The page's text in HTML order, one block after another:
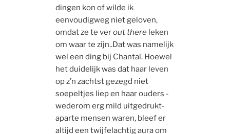
dingen kon of wilde ik
eenvoudigweg niet geloven,
omdat ze te verout there leken
om waar te zijn..Dat was namelijk
wel een ding bij Chantal. Hoewel
het duidelijk was dat haar leven
op z’n zachtst gezegd niet
soepeltjes liep en haar ouders -
wederom erg mild uitgedrukt-
aparte mensen waren, bleef er
altijd een twijfelachtig aura om